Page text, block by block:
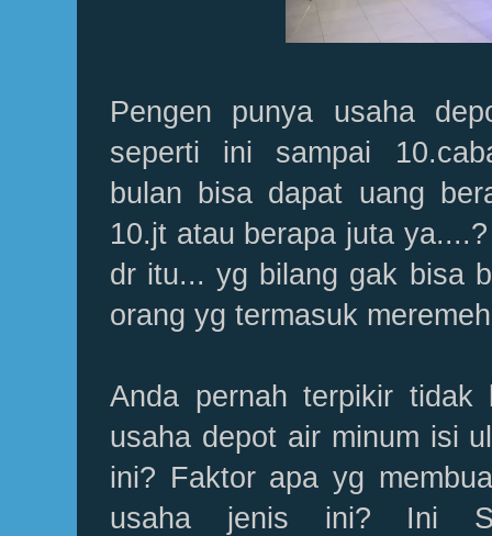
Pengen punya usaha
seperti ini sampai
bulan bisa dapat uang
10.jt atau berapa juta
dr itu... yg bilang gak bisa
orang yg termasuk
Anda pernah terpikir tidak
usaha depot air minum isi
ini? Faktor apa yg
usaha jenis ini? Ini